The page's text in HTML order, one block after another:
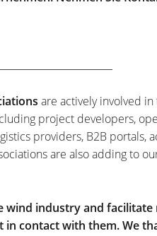
are actively involved
project developers,
providers, B2B
are also adding to
industry and
contact with them. We